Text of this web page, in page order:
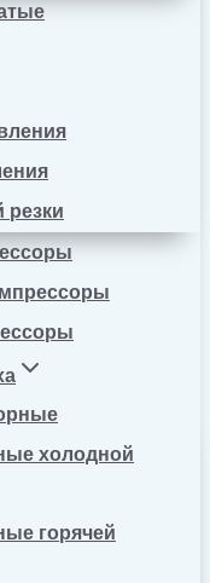
резки
холодной
горячей